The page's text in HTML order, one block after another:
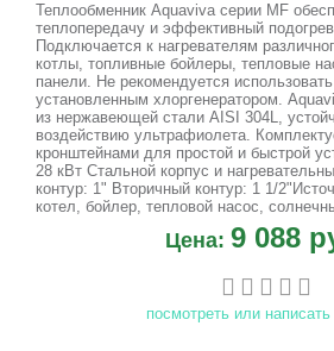
Теплообменник Aquaviva серии MF
теплопередачу и эффективный
Подключается к нагревателям
котлы, топливные бойлеры, тепловые
панели. Не рекомендуется
установленным хлоргенератором.
из нержавеющей стали AISI 304L,
воздействию ультрафиолета.
кронштейнами для простой и быстрой
28 кВт Стальной корпус и
контур: 1" Вторичный контур: 1 1/
котел, бойлер, тепловой насос,
Цена: 9 088
посмотреть или